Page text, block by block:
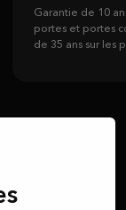
Garantie de 10
portes et portes
de 35 ans sur les